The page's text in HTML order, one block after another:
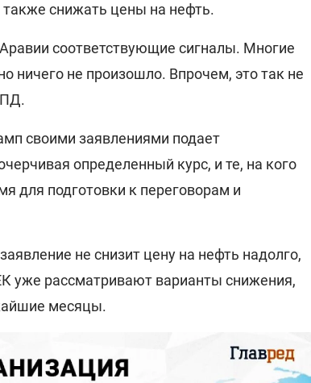
снижать цены на нефть.
соответствующие сигналы. Многие
ничего не произошло. Впрочем, это так не
своими заявлениями подает
определенный курс, и те, на кого
для подготовки к переговорам и
не снизит цену на нефть надолго,
уже рассматривают варианты снижения,
месяцы.